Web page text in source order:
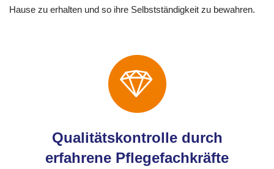
Hause zu erhalten und so ihre Selbstständigkeit zu bewahren.
Qualitätskontrolle durch
erfahrene Pflegefachkräfte